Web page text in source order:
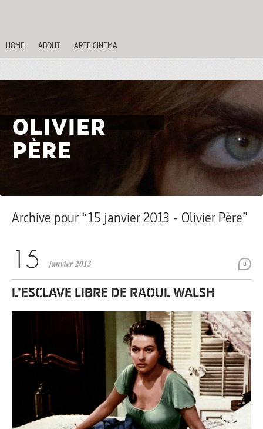
HOME ABOUT ARTE CINEMA
OLIVIER
PÈRE
Archive pour “15 janvier 2013 - Olivier Père”
0
janvier 2013
L’ESCLAVE LIBRE DE RAOUL WALSH